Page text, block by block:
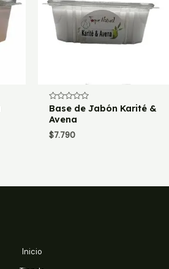
Valorado
con
0
5
Base de Jabón Karité &
Avena
$7.790
Inicio